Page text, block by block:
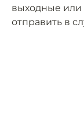
выходные или
отправить в